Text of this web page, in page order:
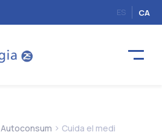
ES CA
Autoconsum > Cuida el medi